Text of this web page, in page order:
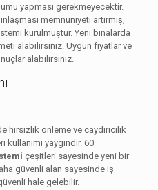
yapması gerekmeyecektir.
memnuniyeti artırmış,
kurulmuştur. Yeni binalarda
alabilirsiniz. Uygun fiyatlar ve
alabilirsiniz.
önleme ve caydırıcılık
yaygındır. 60
çeşitleri sayesinde yeni bir
güvenli alan sayesinde iş
hale gelebilir.